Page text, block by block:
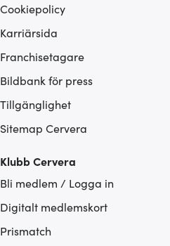
Cookiepolicy
Karriärsida
Franchisetagare
Bildbank för press
Tillgänglighet
Sitemap Cervera
Klubb Cervera
Bli medlem / Logga in
Digitalt medlemskort
Prismatch